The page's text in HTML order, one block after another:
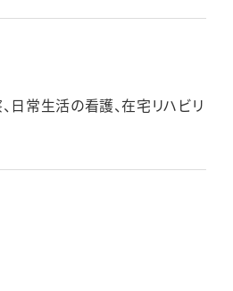
⽇常⽣活の看護、在宅リハビリ